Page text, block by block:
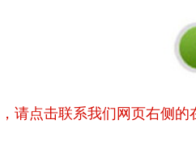
请点击联系我们网页右侧的